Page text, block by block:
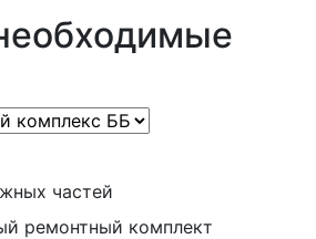
частей
ремонтный комплект